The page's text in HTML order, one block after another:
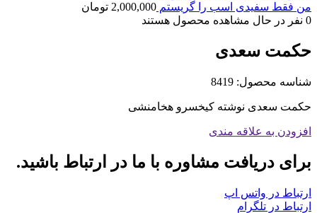
من فقط سفیدی اسب را گریستم 2,000,000 تومان
0 نفر در حال مشاهده محصول هستند
حکمت سعدی
شناسه محصول: 8419
حکمت سعدی نوشته کیخسرو هخامنشی
افزودن به علاقه مندی
برای دریافت مشاوره با ما در ارتباط باشید.
ارتباط در واتس اپ
ارتباط در تلگرام